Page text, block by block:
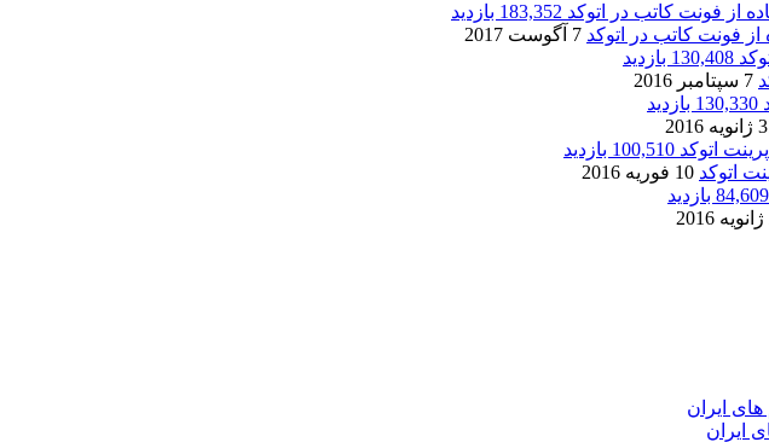
183,352 بازدید
از فونت کاتب در اتوکد 7 آگوست 2017
130,408 بازدید
7 سپتامبر 2016
130,330 بازدید
2016
100,510 بازدید
اتوکد 10 فوریه 2016
84,609 بازدید
ایران